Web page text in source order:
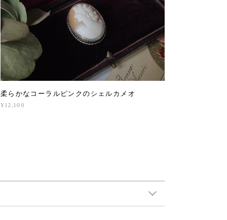
柔らかなコーラルピンクのシェルカメオ
¥12,100